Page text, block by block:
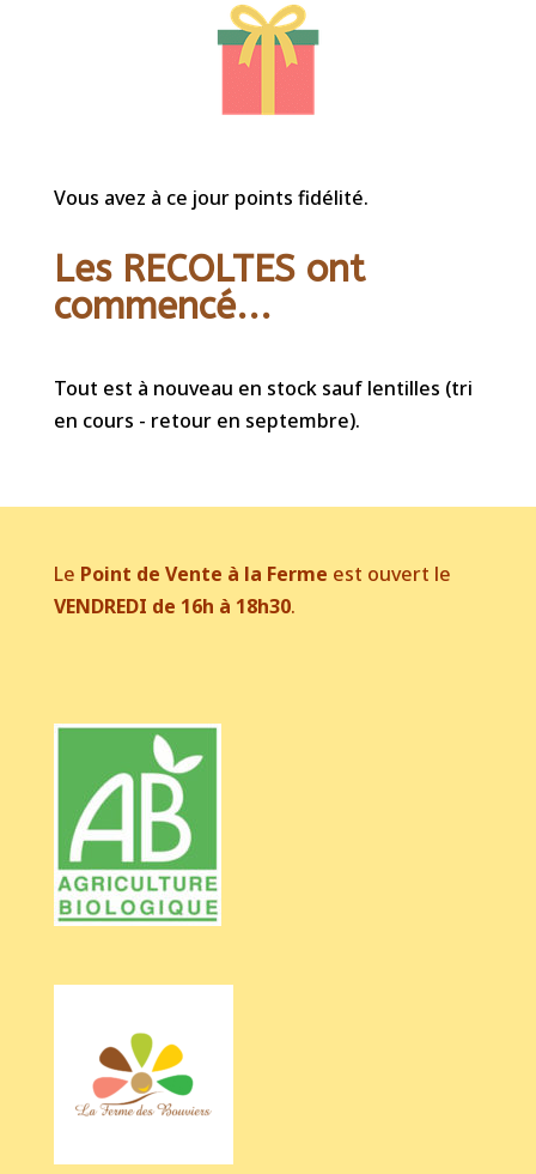
Vous avez à ce jour points fidélité.
Les RECOLTES ont
commencé...
Tout est à nouveau en stock sauf lentilles (tri
en cours - retour en septembre).
Le Point de Vente à la Ferme est ouvert le
VENDREDI de 16h à 18h30.